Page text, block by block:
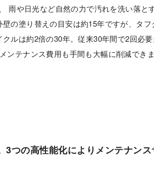
雨や日光など自然の力で汚れを洗い落と
の塗り替えの目安は約15年ですが、タフ
ルは約2倍の30年。従来30年間で2回必
ンテナンス費用も手間も大幅に削減できま
つの高性能化によりメンテナン